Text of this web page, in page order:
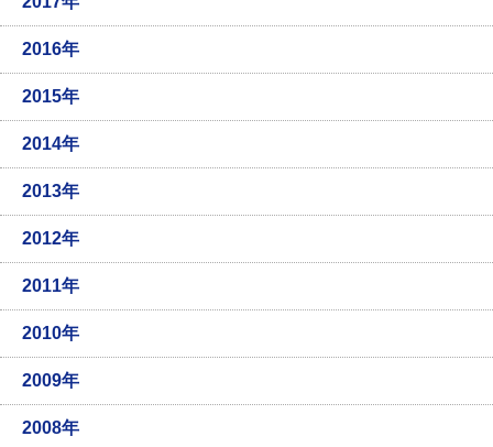
2016年
2015年
2014年
2013年
2012年
2011年
2010年
2009年
2008年